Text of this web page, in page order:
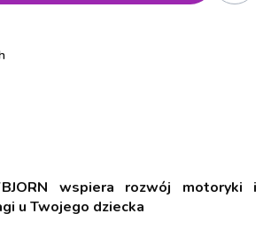
wspiera rozwój motoryki i
u Twojego dziecka